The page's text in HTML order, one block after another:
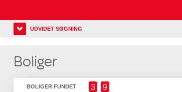
UDVIDET SØGNING
Boliger
BOLIGER FUNDET 3 9